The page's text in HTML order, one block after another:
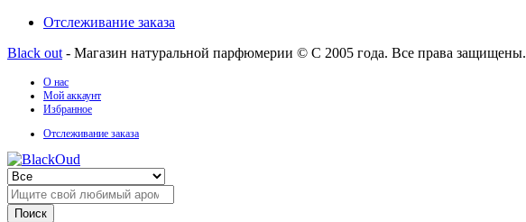
Отслеживание заказа
Black out - Магазин натуральной парфюмерии © С 2005 года. Все права защищены.
О нас
Мой аккаунт
Избранное
Отслеживание заказа
Поиск